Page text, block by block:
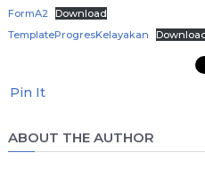
FormA2 Download
TemplateProgresKelayakan
Pin It
ABOUT THE AUTHOR